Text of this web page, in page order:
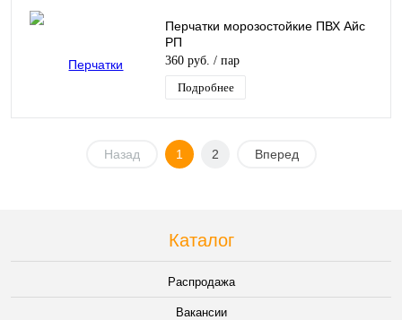
Перчатки морозостойкие ПВХ Айс
РП
360 руб. / пар
Подробнее
Назад 1 2 Вперед
Каталог
Распродажа
Вакансии